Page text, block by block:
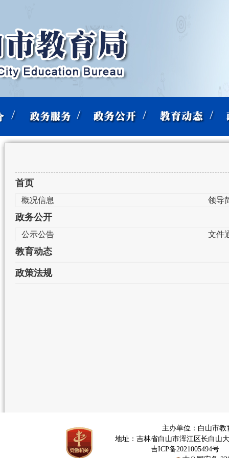
首页
概况信息 领导
政务公开
公示公告 文件
教育动态
政策法规
主办单位：白山市
地址：吉林省白山市浑江区长白山
吉ICP备2021005494号